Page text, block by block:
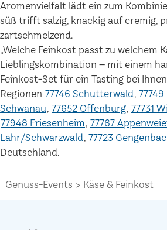
Aromenvielfalt lädt ein zum
süß trifft salzig, knackig auf cremig,
zartschmelzend.
„Welche Feinkost passt zu welchem
Lieblingskombination – mit einem
Feinkost-Set für ein Tasting bei
Regionen 77746 Schutterwald
Schwanau 77652 Offenburg 77731
77948 Friesenheim 77767
Lahr/Schwarzwald 77723
Deutschland.
Genuss-Events Käse & Feinkost